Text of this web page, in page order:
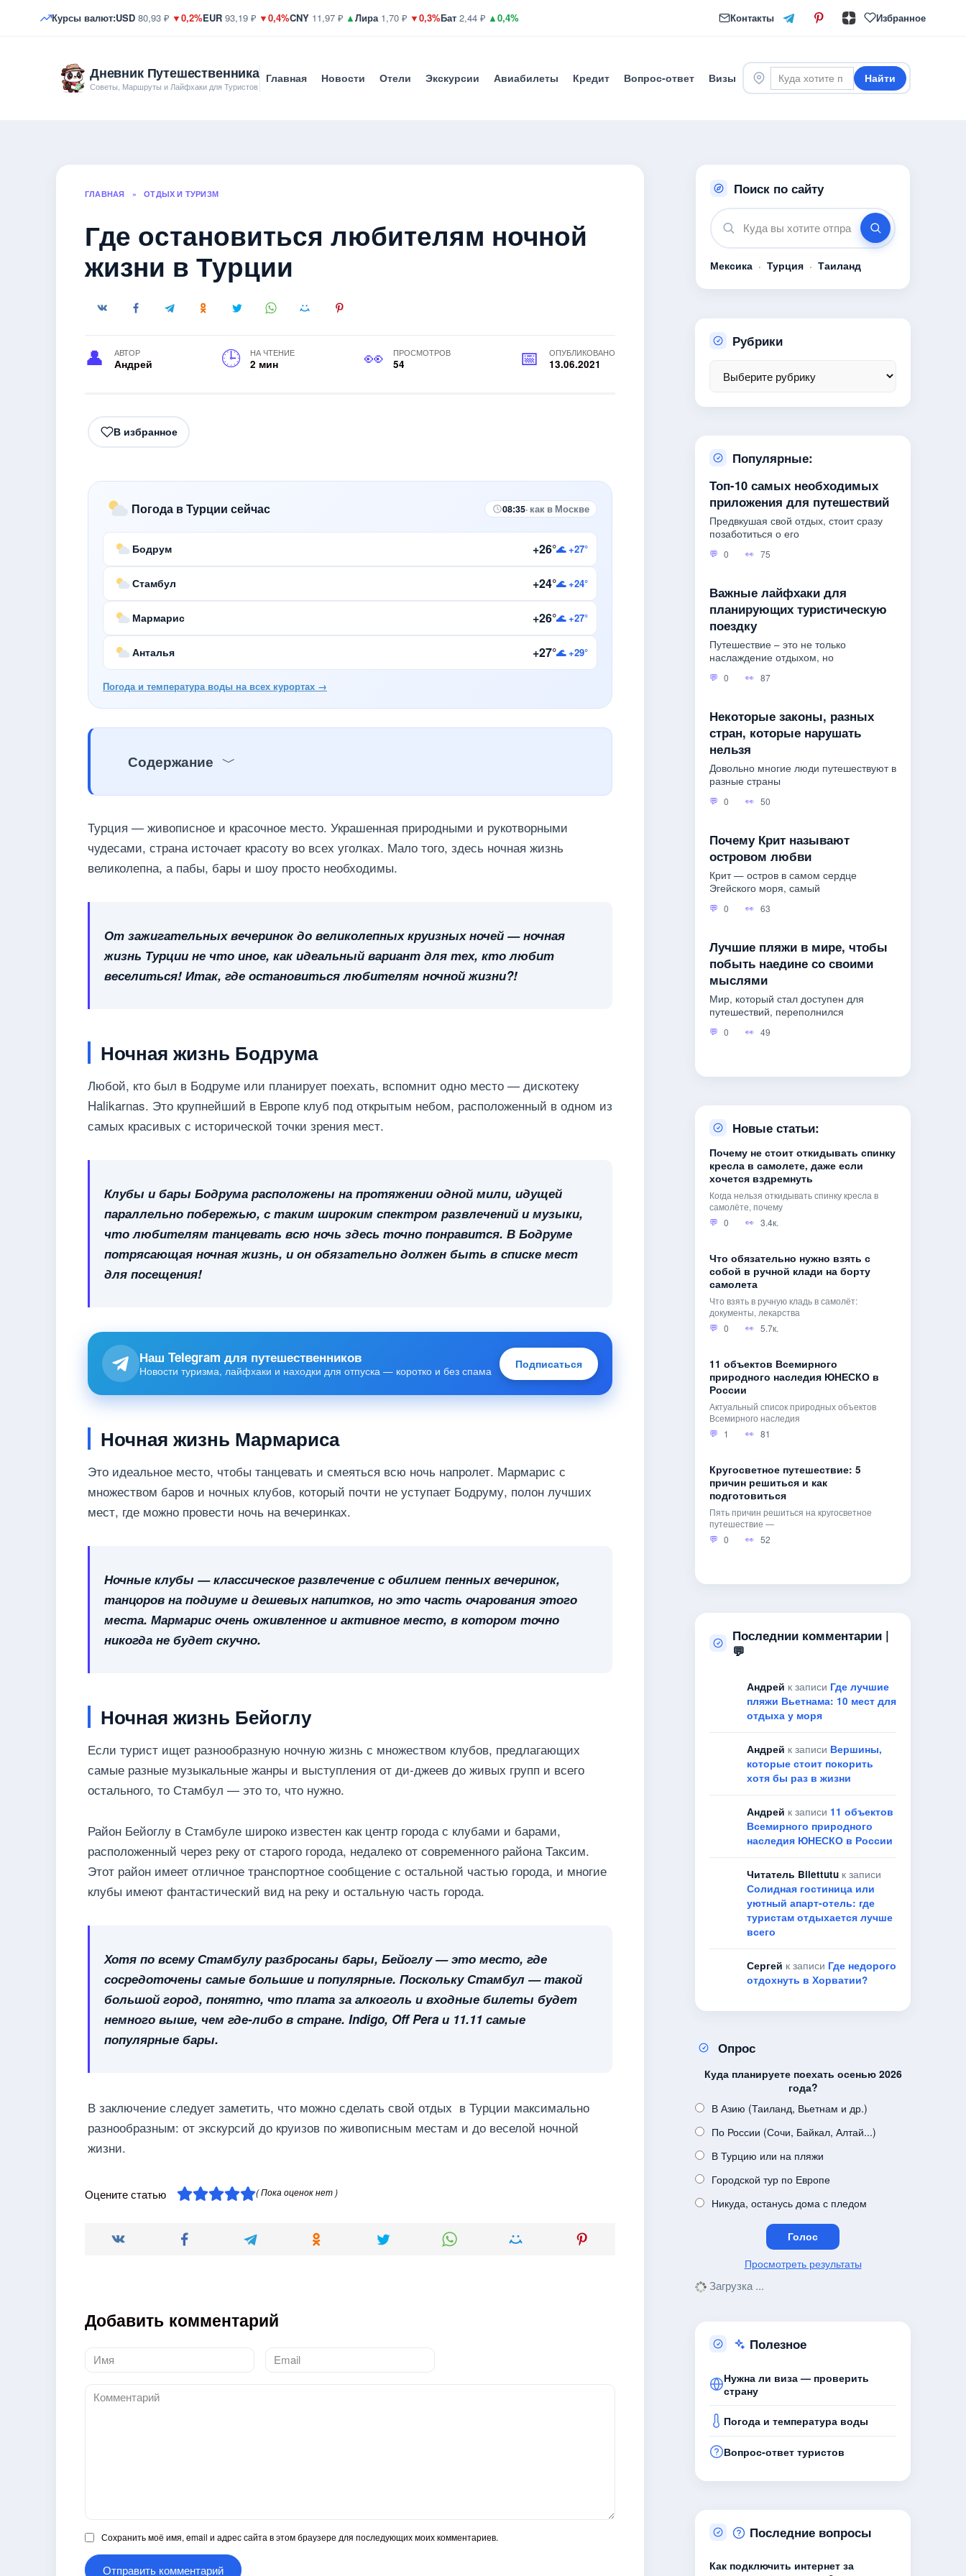
Курсы валют:USD 80,93 ₽ ▼0,2%EUR 93,19 ₽ ▼0,4%CNY 11,97 ₽ ▲Лира1,70 ₽ ▼0,3%Бат 2,44 ₽ ▲0,4% Контакты Избранное
Дневник Путешественника
Советы, Маршруты и Лайфхаки для Туристов
Главная Новости Отели Экскурсии Авиабилеты Кредит Вопрос-ответ Визы Найти
ГЛАВНАЯ » ОТДЫХ И ТУРИЗМ
Где остановиться любителям ночной
жизни в Турции
АВТОР
Андрей
НА ЧТЕНИЕ
2 мин
ПРОСМОТРОВ
54
ОПУБЛИКОВАНО
13.06.2021
В избранное
Погода в Турции сейчас 08:35· как в Москве
Бодрум +26°🌊 +27°
Стамбул +24°🌊 +24°
Мармарис +26°🌊 +27°
Анталья +27°🌊 +29°
Погода и температура воды на всех курортах →
Содержание
Турция — живописное и красочное место. Украшенная природными и рукотворными
чудесами, страна источает красоту во всех уголках. Мало того, здесь ночная жизнь
великолепна, а пабы, бары и шоу просто необходимы.
От зажигательных вечеринок до великолепных круизных ночей — ночная
жизнь Турции не что иное, как идеальный вариант для тех, кто любит
веселиться! Итак, где остановиться любителям ночной жизни?!
Ночная жизнь Бодрума
Любой, кто был в Бодруме или планирует поехать, вспомнит одно место — дискотеку
Halikarnas. Это крупнейший в Европе клуб под открытым небом, расположенный в одном из
самых красивых с исторической точки зрения мест.
Клубы и бары Бодрума расположены на протяжении одной мили, идущей
параллельно побережью, с таким широким спектром развлечений и музыки,
что любителям танцевать всю ночь здесь точно понравится. В Бодруме
потрясающая ночная жизнь, и он обязательно должен быть в списке мест
для посещения!
Наш Telegram для путешественников
Новости туризма, лайфхаки и находки для отпуска — коротко и без спама
Подписаться
Ночная жизнь Мармариса
Это идеальное место, чтобы танцевать и смеяться всю ночь напролет. Мармарис с
множеством баров и ночных клубов, который почти не уступает Бодруму, полон лучших
мест, где можно провести ночь на вечеринках.
Ночные клубы — классическое развлечение с обилием пенных вечеринок,
танцоров на подиуме и дешевых напитков, но это часть очарования этого
места. Мармарис очень оживленное и активное место, в котором точно
никогда не будет скучно.
Ночная жизнь Бейоглу
Если турист ищет разнообразную ночную жизнь с множеством клубов, предлагающих
самые разные музыкальные жанры и выступления от ди-джеев до живых групп и всего
остального, то Стамбул — это то, что нужно.
Район Бейоглу в Стамбуле широко известен как центр города с клубами и барами,
расположенный через реку от старого города, недалеко от современного района Таксим.
Этот район имеет отличное транспортное сообщение с остальной частью города, и многие
клубы имеют фантастический вид на реку и остальную часть города.
Хотя по всему Стамбулу разбросаны бары, Бейоглу — это место, где
сосредоточены самые большие и популярные. Поскольку Стамбул — такой
большой город, понятно, что плата за алкоголь и входные билеты будет
немного выше, чем где-либо в стране. Indigo, Off Pera и 11.11 самые
популярные бары.
В заключение следует заметить, что можно сделать свой отдых в Турции максимально
разнообразным: от экскурсий до круизов по живописным местам и до веселой ночной
жизни.
Оцените статью ( Пока оценок нет )
Добавить комментарий
Имя
*
Email
*
Комментарий
Сохранить моё имя, email и адрес сайта в этом браузере для последующих моих комментариев.
Поиск по сайту
Мексика · Турция · Таиланд
Рубрики
Популярные:
Топ-10 самых необходимых
приложения для путешествий
Предвкушая свой отдых, стоит сразу
позаботиться о его
0 75
Важные лайфхаки для
планирующих туристическую
поездку
Путешествие – это не только
наслаждение отдыхом, но
0 87
Некоторые законы, разных
стран, которые нарушать
нельзя
Довольно многие люди путешествуют в
разные страны
0 50
Почему Крит называют
островом любви
Крит — остров в самом сердце
Эгейского моря, самый
0 63
Лучшие пляжи в мире, чтобы
побыть наедине со своими
мыслями
Мир, который стал доступен для
путешествий, переполнился
0 49
Новые статьи:
Почему не стоит откидывать спинку
кресла в самолете, даже если
хочется вздремнуть
Когда нельзя откидывать спинку кресла в
самолёте, почему
0
3.4к.
Что обязательно нужно взять с
собой в ручной клади на борту
самолета
Что взять в ручную кладь в самолёт:
документы, лекарства
0
5.7к.
11 объектов Всемирного
природного наследия ЮНЕСКО в
России
Актуальный список природных объектов
Всемирного наследия
1
81
Кругосветное путешествие: 5
причин решиться и как
подготовиться
Пять причин решиться на кругосветное
путешествие —
0
52
Последнии комментарии |
💬
Андрей к записи Где лучшие
пляжи Вьетнама: 10 мест для
отдыха у моря
Андрей к записи Вершины,
которые стоит покорить
хотя бы раз в жизни
Андрей к записи 11 объектов
Всемирного природного
наследия ЮНЕСКО в России
Читатель Bilettutu к записи
Солидная гостиница или
уютный апарт-отель: где
туристам отдыхается лучше
всего
Сергей к записи Где недорого
отдохнуть в Хорватии?
Опрос
Куда планируете поехать осенью 2026
года?
В Азию (Таиланд, Вьетнам и др.)
По России (Сочи, Байкал, Алтай...)
В Турцию или на пляжи
Городской тур по Европе
Никуда, останусь дома с пледом
Просмотреть результаты
Загрузка ...
Полезное
Нужна ли виза — проверить
страну
Погода и температура воды
Вопрос-ответ туристов
Последние вопросы
Как подключить интернет за